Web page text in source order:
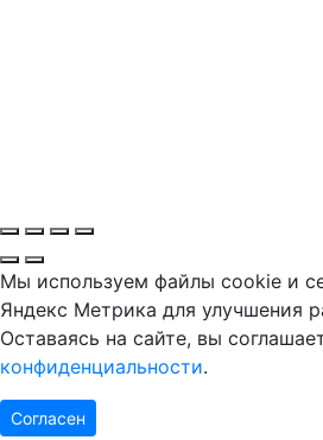
Мы используем файлы cookie и
Яндекс Метрика для улучшения
Оставаясь на сайте, вы
конфиденциальности.
Согласен